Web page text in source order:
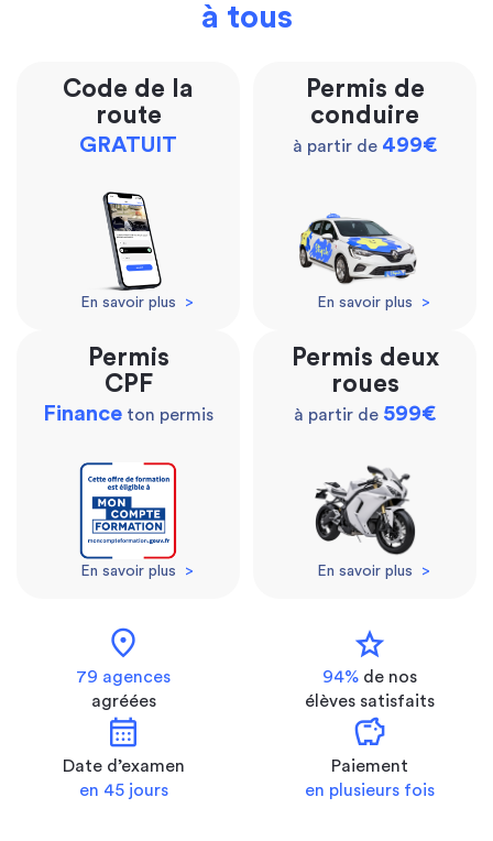
à tous
Code de la
route
GRATUIT
En savoir plus >
Permis de
conduire
à partir de 499€
En savoir plus >
Permis
CPF
Finance ton permis
En savoir plus >
Permis deux
roues
à partir de 599€
En savoir plus >
location_on
79 agences
agréées
star
94% de nos
élèves satisfaits
calendar_month
Date d’examen
en 45 jours
savings
Paiement
en plusieurs fois